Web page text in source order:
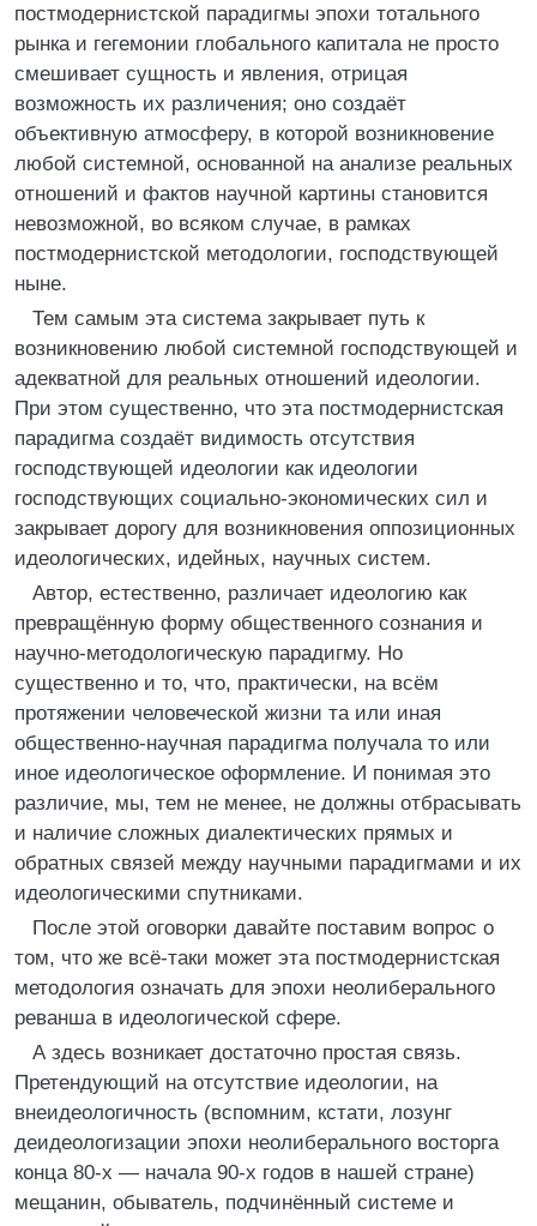
постмодернистской парадигмы эпохи тотального
рынка и гегемонии глобального капитала не просто
смешивает сущность и явления, отрицая
возможность их различения; оно создаёт
объективную атмосферу, в которой возникновение
любой системной, основанной на анализе реальных
отношений и фактов научной картины становится
невозможной, во всяком случае, в рамках
постмодернистской методологии, господствующей
ныне.
Тем самым эта система закрывает путь к
возникновению любой системной господствующей и
адекватной для реальных отношений идеологии.
При этом существенно, что эта постмодернистская
парадигма создаёт видимость отсутствия
господствующей идеологии как идеологии
господствующих социально-экономических сил и
закрывает дорогу для возникновения оппозиционных
идеологических, идейных, научных систем.
Автор, естественно, различает идеологию как
превращённую форму общественного сознания и
научно-методологическую парадигму. Но
существенно и то, что, практически, на всём
протяжении человеческой жизни та или иная
общественно-научная парадигма получала то или
иное идеологическое оформление. И понимая это
различие, мы, тем не менее, не должны отбрасывать
и наличие сложных диалектических прямых и
обратных связей между научными парадигмами и их
идеологическими спутниками.
После этой оговорки давайте поставим вопрос о
том, что же всё-таки может эта постмодернистская
методология означать для эпохи неолиберального
реванша в идеологической сфере.
А здесь возникает достаточно простая связь.
Претендующий на отсутствие идеологии, на
внеидеологичность (вспомним, кстати, лозунг
деидеологизации эпохи неолиберального восторга
конца 80-х — начала 90-х годов в нашей стране)
мещанин, обыватель, подчинённый системе и